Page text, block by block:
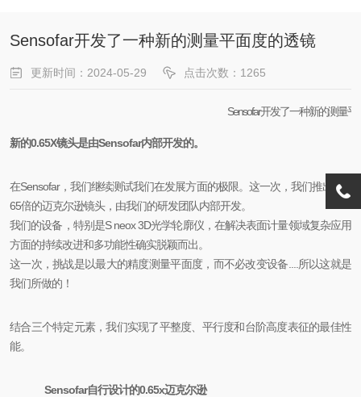
Sensofar开发了一种新的测量平面度的透镜
更新时间：2024-05-29 点击次数：1265
Sensofar开发了一种新的测量
新的0.65X镜头是由Sensofar内部开发的。
在Sensofar，我们继续测试我们在发展方面的极限。这一次，我们推出了0.
65倍的迈克尔逊镜头，由我们的研发团队内部开发。
我们的设备，特别是S neox 3D光学轮廓仪，在解决表面计量领域复杂应用
方面的持续改进和多功能性确实脱颖而出。
这一次，挑战是以最大的精度测量平面度，而不必改变设备....所以这就是
我们所做的！
结合三个特定元素，我们实现了平整度、平行度和台阶高度表征的最佳性
能。
Sensofar自行设计的0.65x迈克尔逊